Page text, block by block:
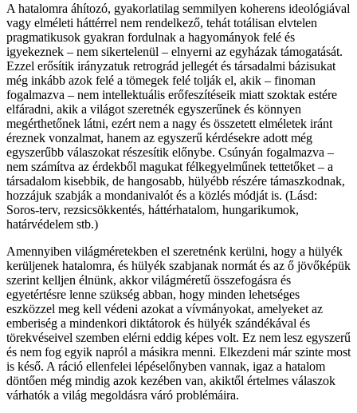
A hatalomra áhítozó, gyakorlatilag semmilyen koherens ideológiával
vagy elméleti háttérrel nem rendelkező, tehát totálisan elvtelen
pragmatikusok gyakran fordulnak a hagyományok felé és
igyekeznek – nem sikertelenül – elnyerni az egyházak támogatását.
Ezzel erősítik irányzatuk retrográd jellegét és társadalmi bázisukat
még inkább azok felé a tömegek felé tolják el, akik – finoman
fogalmazva – nem intellektuális erőfeszítéseik miatt szoktak estére
elfáradni, akik a világot szeretnék egyszerűnek és könnyen
megérthetőnek látni, ezért nem a nagy és összetett elméletek iránt
éreznek vonzalmat, hanem az egyszerű kérdésekre adott még
egyszerűbb válaszokat részesítik előnybe. Csúnyán fogalmazva –
nem számítva az érdekből magukat félkegyelműnek tettetőket – a
társadalom kisebbik, de hangosabb, hülyébb részére támaszkodnak,
hozzájuk szabják a mondanivalót és a közlés módját is. (Lásd:
Soros-terv, rezsicsökkentés, háttérhatalom, hungarikumok,
határvédelem stb.)
Amennyiben világméretekben el szeretnénk kerülni, hogy a hülyék
kerüljenek hatalomra, és hülyék szabjanak normát és az ő jövőképük
szerint kelljen élnünk, akkor világméretű összefogásra és
egyetértésre lenne szükség abban, hogy minden lehetséges
eszközzel meg kell védeni azokat a vívmányokat, amelyeket az
emberiség a mindenkori diktátorok és hülyék szándékával és
törekvéseivel szemben elérni eddig képes volt. Ez nem lesz egyszerű
és nem fog egyik napról a másikra menni. Elkezdeni már szinte most
is késő. A ráció ellenfelei lépéselőnyben vannak, igaz a hatalom
döntően még mindig azok kezében van, akiktől értelmes válaszok
várhatók a világ megoldásra váró problémáira.